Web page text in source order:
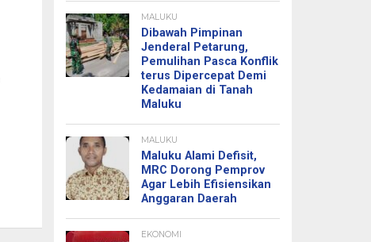
MALUKU
Dibawah Pimpinan
Jenderal Petarung,
Pemulihan Pasca Konflik
terus Dipercepat Demi
Kedamaian di Tanah
Maluku
MALUKU
Maluku Alami Defisit,
MRC Dorong Pemprov
Agar Lebih Efisiensikan
Anggaran Daerah
EKONOMI